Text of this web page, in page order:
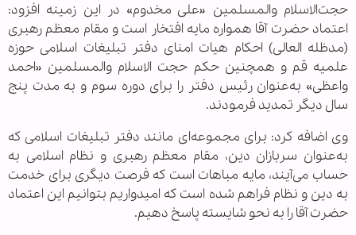
حجت‌الاسلام والمسلمین «علی مخدوم» در این زمینه افزود:
اعتماد حضرت آقا همواره مایه افتخار است و مقام معظم رهبری
(مدظله العالی) احکام هیات امنای دفتر تبلیغات اسلامی حوزه
علمیه قم و همچنین حکم حجت الاسلام والمسلمین «احمد
واعظی» به‌عنوان رئیس دفتر را برای دوره سوم و به مدت پنج
سال دیگر تمدید فرمودند.
وی اضافه کرد: برای مجموعه‌ای مانند دفتر تبلیغات اسلامی که
به‌عنوان سربازان دین، مقام معظم رهبری و نظام اسلامی به
حساب می‌آیند، مایه مباهات است که فرصت دیگری برای خدمت
به دین و نظام فراهم شده است که امیدواریم بتوانیم این اعتماد
حضرت آقا را به نحو شایسته پاسخ دهیم.